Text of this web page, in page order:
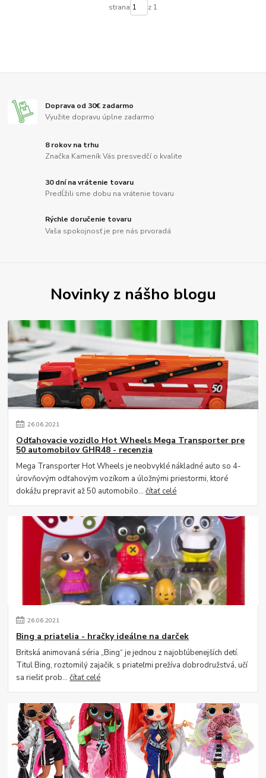
strana z 1
Doprava od 30€ zadarmo
Využite dopravu úplne zadarmo
8 rokov na trhu
Značka Kameník Vás presvedčí o kvalite
30 dní na vrátenie tovaru
Predĺžili sme dobu na vrátenie tovaru
Rýchle doručenie tovaru
Vaša spokojnosť je pre nás prvoradá
Novinky z nášho blogu
26.06.2021
Odťahovacie vozidlo Hot Wheels Mega Transporter pre
50 automobilov GHR48 - recenzia
Mega Transporter Hot Wheels je neobvyklé nákladné auto so 4-
úrovňovým odťahovým vozíkom a úložnými priestormi, ktoré
dokážu prepraviť až 50 automobilo...čítať celé
26.06.2021
Bing a priatelia - hračky ideálne na darček
Britská animovaná séria „Bing“ je jednou z najobľúbenejších detí.
Titul Bing, roztomilý zajačik, s priateľmi prežíva dobrodružstvá, učí
sa riešiť prob...čítať celé